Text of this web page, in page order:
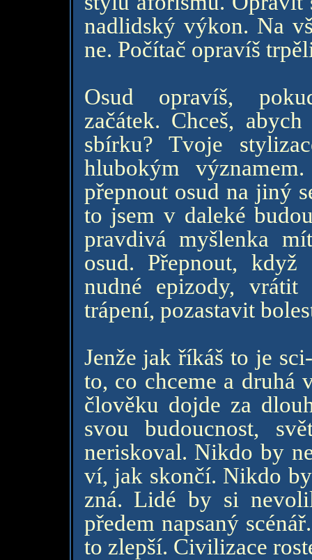
nadlidský výkon. Na
ne. Počítač opravíš
Osud opravíš,
začátek. Chceš,
sbírku? Tvoje
hlubokým
přepnout osud na jiný
to jsem v daleké
pravdivá myšlenka
osud. Přepnout,
nudné epizody,
trápení, pozastavit
Jenže jak říkáš to je
to, co chceme a druhá
člověku dojde za
svou budoucnost,
neriskoval. Nikdo by
ví, jak skončí. Nikdo
zná. Lidé by si
předem napsaný
to zlepší. Civilizace